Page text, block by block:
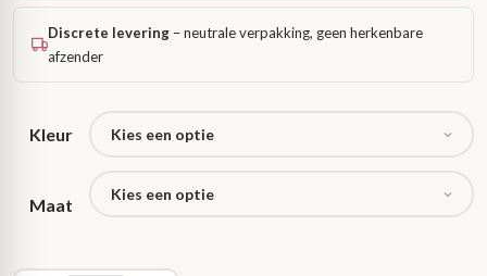
Discrete levering – neutrale verpakking, geen herkenbare
afzender
Kleur
Maat